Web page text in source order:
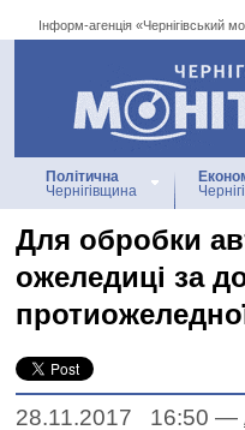
Інформ-агенція «Чернігівський
Інформ-агенція
«Чернігівський
Політична
Чернігівщина
Для обробки
ожеледиці за
28.11.2017 16:50 —